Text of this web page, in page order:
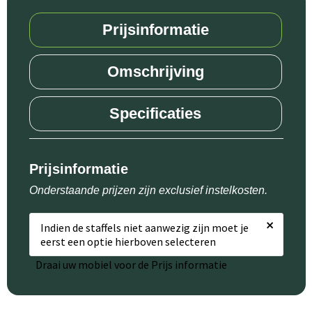
Prijsinformatie
Omschrijving
Specificaties
Prijsinformatie
Onderstaande prijzen zijn exclusief instelkosten.
Indien de staffels niet aanwezig zijn moet je
eerst een optie hierboven selecteren
×
Draai uw mobiel voor de Prijs informatie